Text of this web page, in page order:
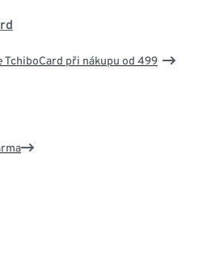
při nákupu od 499